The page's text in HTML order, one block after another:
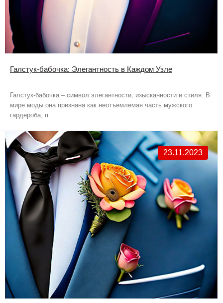
Галстук-бабочка: Элегантность в Каждом Узле
Галстук-бабочка – символ элегантности, изысканности и стиля. В
мире моды она признана как неотъемлемая часть мужского
гардероба, п..
23.11.2023